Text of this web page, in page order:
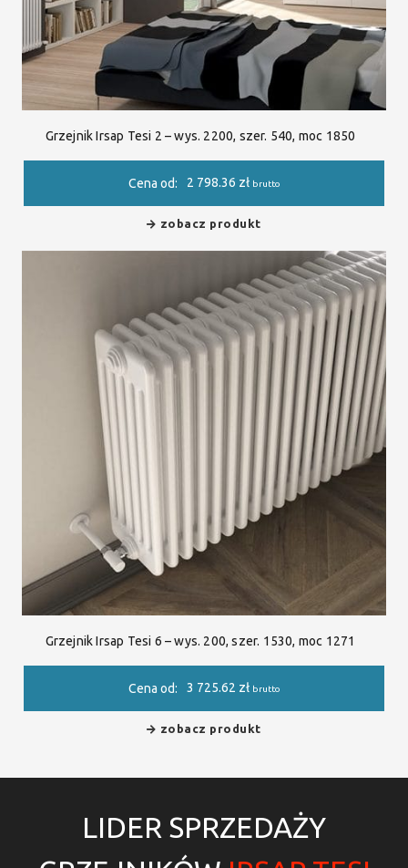
Grzejnik Irsap Tesi 2 – wys. 2200, szer. 540, moc 1850
Cena od: 2 798.36 zł brutto
zobacz produkt
Grzejnik Irsap Tesi 6 – wys. 200, szer. 1530, moc 1271
Cena od: 3 725.62 zł brutto
zobacz produkt
LIDER SPRZEDAŻY